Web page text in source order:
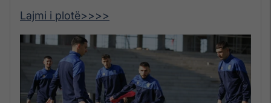
Lajmi i plotë>>>>